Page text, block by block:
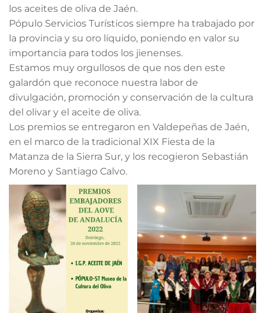
los aceites de oliva de Jaén.
Pópulo Servicios Turísticos siempre ha trabajado por
la provincia y su oro líquido, poniendo en valor su
importancia para todos los jienenses.
Estamos muy orgullosos de que nos den este
galardón que reconoce nuestra labor de
divulgación, promoción y conservación de la cultura
del olivar y el aceite de oliva.
Los premios se entregaron en Valdepeñas de Jaén,
en el marco de la tradicional XIX Fiesta de la
Matanza de la Sierra Sur, y los recogieron Sebastián
Moreno y Santiago Calvo.